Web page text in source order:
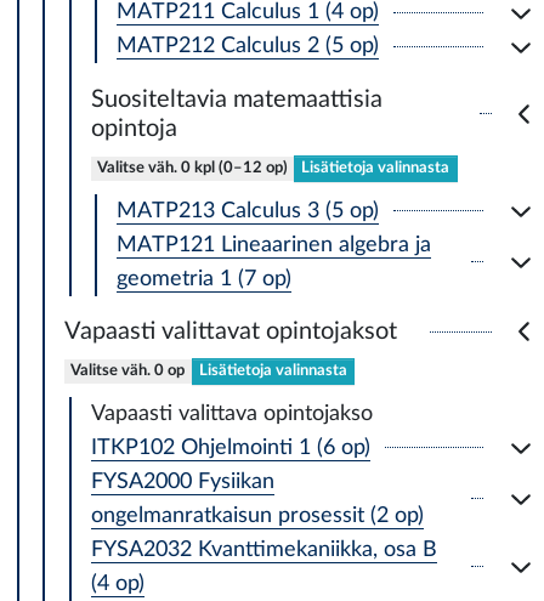
MATP211 Calculus 1 (4 op)
MATP212 Calculus 2 (5 op)
Suositeltavia matemaattisia
opintoja
Valitse väh. 0 kpl (0–12 op) Lisätietoja valinnasta
MATP213 Calculus 3 (5 op)
MATP121 Lineaarinen algebra ja
geometria 1 (7 op)
Vapaasti valittavat opintojaksot
Valitse väh. 0 op Lisätietoja valinnasta
Vapaasti valittava opintojakso
ITKP102 Ohjelmointi 1 (6 op)
FYSA2000 Fysiikan
ongelmanratkaisun prosessit (2 op)
FYSA2032 Kvanttimekaniikka, osa B
(4 op)